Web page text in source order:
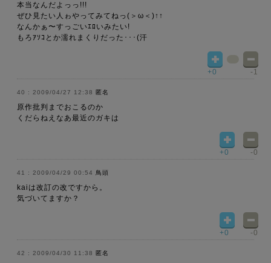
本当なんだよっっ!!!
ぜひ見たい人ゎやってみてねっ(＞ω＜)↑↑
なんかぁ〜すっごいｴﾛいみたい!
もろｱｿｺとか濡れまくりだった･･･(汗
+0 -1
2009/04/27 12:38 匿名
原作批判までおこるのか
くだらねえなあ最近のガキは
+0 -0
2009/04/29 00:54 鳥頭
kaiは改訂の改ですから。
気づいてますか？
+0 -0
2009/04/30 11:38 匿名